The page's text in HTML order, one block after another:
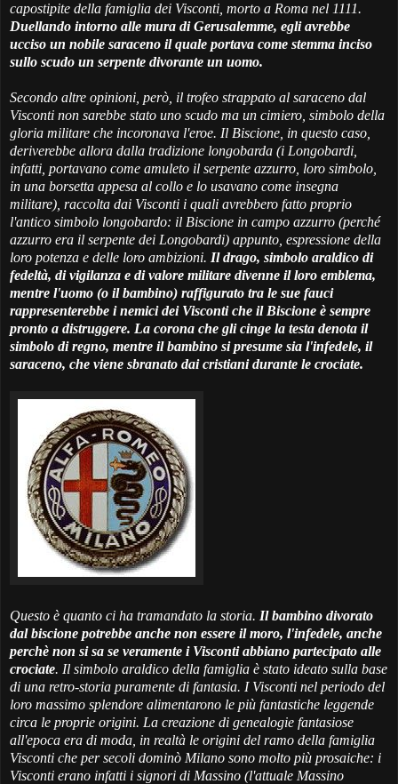
capostipite della famiglia dei Visconti, morto a Roma nel 1111.
Duellando intorno alle mura di Gerusalemme, egli avrebbe
ucciso un nobile saraceno il quale portava come stemma inciso
sullo scudo un serpente divorante un uomo.
Secondo altre opinioni, però, il trofeo strappato al saraceno dal
Visconti non sarebbe stato uno scudo ma un cimiero, simbolo della
gloria militare che incoronava l'eroe. Il Biscione, in questo caso,
deriverebbe allora dalla tradizione longobarda (i Longobardi,
infatti, portavano come amuleto il serpente azzurro, loro simbolo,
in una borsetta appesa al collo e lo usavano come insegna
militare), raccolta dai Visconti i quali avrebbero fatto proprio
l'antico simbolo longobardo: il Biscione in campo azzurro (perché
azzurro era il serpente dei Longobardi) appunto, espressione della
loro potenza e delle loro ambizioni. Il drago, simbolo araldico di
fedeltà, di vigilanza e di valore militare divenne il loro emblema,
mentre l'uomo (o il bambino) raffigurato tra le sue fauci
rappresenterebbe i nemici dei Visconti che il Biscione è sempre
pronto a distruggere. La corona che gli cinge la testa denota il
simbolo di regno, mentre il bambino si presume sia l'infedele, il
saraceno, che viene sbranato dai cristiani durante le crociate.
Questo è quanto ci ha tramandato la storia. Il bambino divorato
dal biscione potrebbe anche non essere il moro, l'infedele, anche
perchè non si sa se veramente i Visconti abbiano partecipato alle
crociate. Il simbolo araldico della famiglia è stato ideato sulla base
di una retro-storia puramente di fantasia. I Visconti nel periodo del
loro massimo splendore alimentarono le più fantastiche leggende
circa le proprie origini. La creazione di genealogie fantasiose
all'epoca era di moda, in realtà le origini del ramo della famiglia
Visconti che per secoli dominò Milano sono molto più prosaiche: i
Visconti erano infatti i signori di Massino (l'attuale Massino